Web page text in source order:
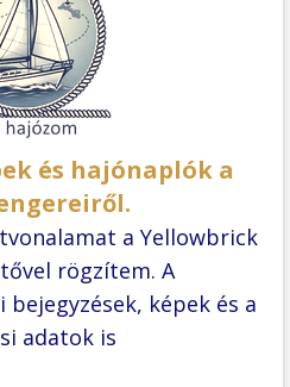
és hajónaplók a
a Yellowbrick
rögzítem. A
képek és a
adatok is